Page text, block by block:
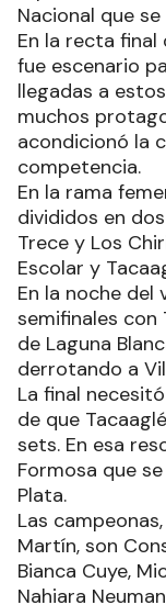
Nacional que
En la recta final
fue escenario
llegadas a
muchos
acondicionó la
competencia.
En la rama
divididos en
Trece y Los
Escolar y
En la noche del
semifinales con
de Laguna
derrotando a
La final
de que
sets. En esa
Formosa que
Plata.
Las
Martín, son
Bianca Cuye,
Nahiara